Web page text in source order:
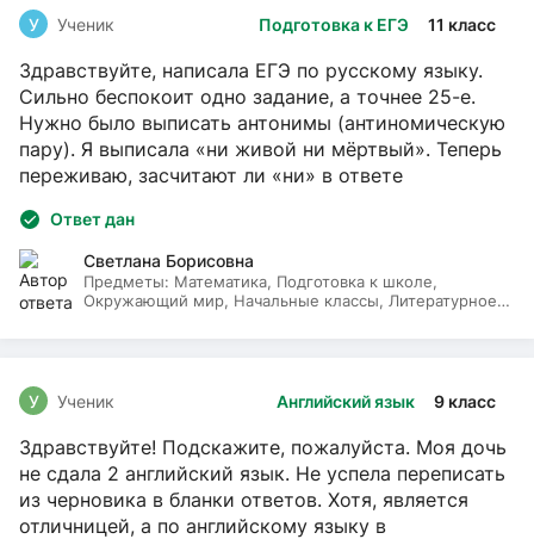
Подготовка к ЕГЭ 11 класс
У Ученик
Здравствуйте, написала ЕГЭ по русскому языку.
Сильно беспокоит одно задание, а точнее 25-е.
Нужно было выписать антонимы (антиномическую
пару). Я выписала «ни живой ни мёртвый». Теперь
переживаю, засчитают ли «ни» в ответе
Ответ дан
Светлана Борисовна
Предметы: Математика, Подготовка к школе,
Окружающий мир, Начальные классы, Литературное
Английский язык 9 класс
У Ученик
Здравствуйте! Подскажите, пожалуйста. Моя дочь
не сдала 2 английский язык. Не успела переписать
из черновика в бланки ответов. Хотя, является
отличницей, а по английскому языку в